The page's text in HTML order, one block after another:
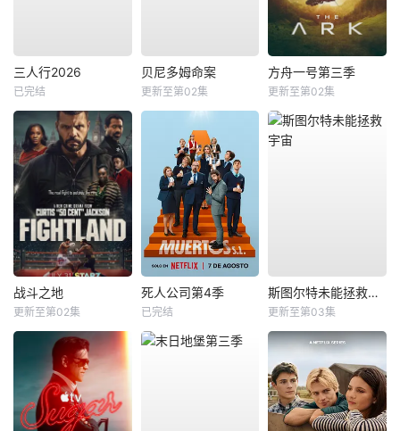
三人行2026
已完结
贝尼多姆命案
更新至第02集
方舟一号第三季
更新至第02集
战斗之地
更新至第02集
死人公司第4季
已完结
斯图尔特未能拯救宇宙
更新至第03集